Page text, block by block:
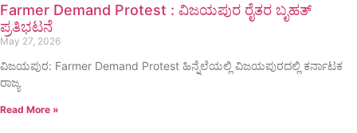
Farmer Demand Protest : ವಿಜಯಪುರ ರೈತರ ಬೃಹತ್
ಪ್ರತಿಭಟನೆ
May 27, 2026
ವಿಜಯಪುರ: Farmer Demand Protest ಹಿನ್ನೆಲೆಯಲ್ಲಿ ವಿಜಯಪುರದಲ್ಲಿ ಕರ್ನಾಟಕ
ರಾಜ್ಯ
Read More »